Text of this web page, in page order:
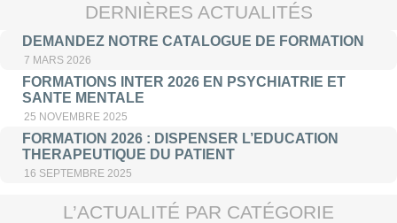
DERNIÈRES ACTUALITÉS
DEMANDEZ NOTRE CATALOGUE DE FORMATION
7 MARS 2026
FORMATIONS INTER 2026 EN PSYCHIATRIE ET
SANTE MENTALE
25 NOVEMBRE 2025
FORMATION 2026 : DISPENSER L’EDUCATION
THERAPEUTIQUE DU PATIENT
16 SEPTEMBRE 2025
L’ACTUALITÉ PAR CATÉGORIE